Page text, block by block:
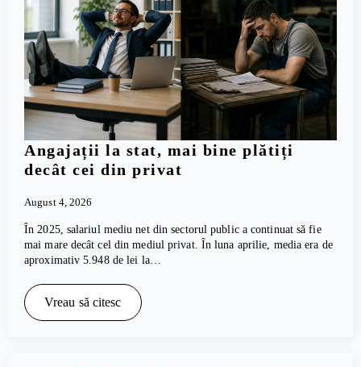
Angajații la stat, mai bine plătiți
decât cei din privat
August 4, 2026
În 2025, salariul mediu net din sectorul public a continuat să fie
mai mare decât cel din mediul privat. În luna aprilie, media era de
aproximativ 5.948 de lei la…
Vreau să citesc